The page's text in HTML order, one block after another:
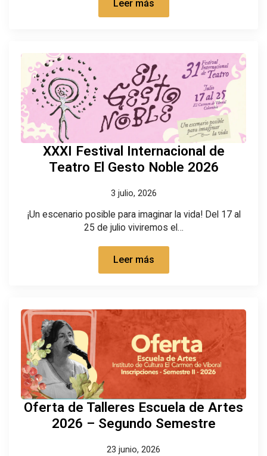
Leer más
XXXI Festival Internacional de
Teatro El Gesto Noble 2026
3 julio, 2026
¡Un escenario posible para imaginar la vida! Del 17 al
25 de julio viviremos el…
Leer más
Oferta de Talleres Escuela de Artes
2026 – Segundo Semestre
23 junio, 2026